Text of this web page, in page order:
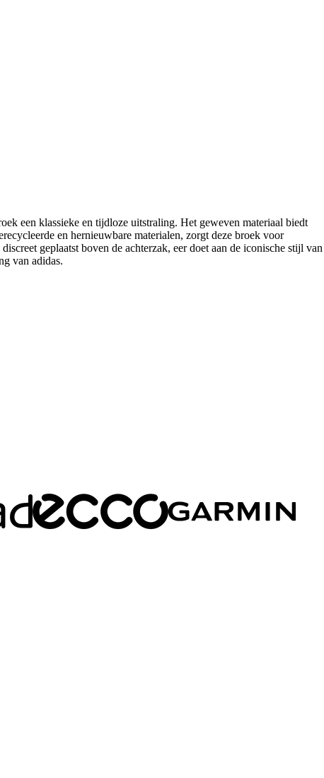
een klassieke en tijdloze uitstraling. Het geweven materiaal biedt
en hernieuwbare materialen, zorgt deze broek voor
geplaatst boven de achterzak, eer doet aan de iconische stijl van
van adidas.